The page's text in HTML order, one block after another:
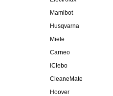
Mamibot
Husqvarna
Miele
Carneo
iClebo
CleaneMate
Hoover